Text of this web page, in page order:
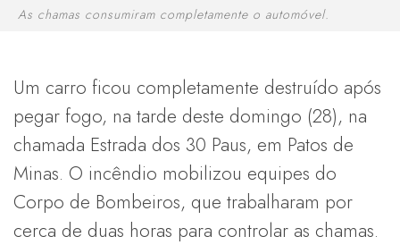
As chamas consumiram completamente o automóvel.
Um carro ficou completamente destruído após
pegar fogo, na tarde deste domingo (28), na
chamada Estrada dos 30 Paus, em Patos de
Minas. O incêndio mobilizou equipes do
Corpo de Bombeiros, que trabalharam por
cerca de duas horas para controlar as chamas.